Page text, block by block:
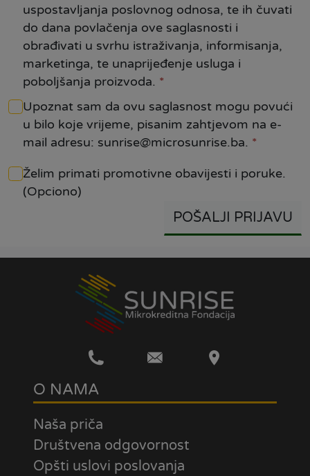
uspostavljanja poslovnog odnosa, te ih čuvati
do dana povlačenja ove saglasnosti i
obrađivati u svrhu istraživanja, informisanja,
marketinga, te unaprijeđenje usluga i
poboljšanja proizvoda. *
Upoznat sam da ovu saglasnost mogu povući
u bilo koje vrijeme, pisanim zahtjevom na e-
mail adresu: sunrise@microsunrise.ba. *
Želim primati promotivne obavijesti i poruke.
(Opciono)
POŠALJI PRIJAVU
O NAMA
Naša priča
Društvena odgovornost
Opšti uslovi poslovanja